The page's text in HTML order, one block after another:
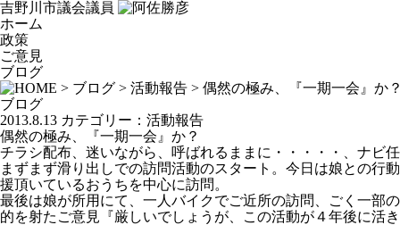
吉野川市議会議員
ホーム
政策
ご意見
ブログ
> ブログ > 活動報告 > 偶然の極み、『一期一会』か
ブログ
2013.8.13 カテゴリー： 活動報告
偶然の極み、『一期一会』か？
チラシ配布、迷いながら、呼ばれるままに・・・・・、ナビ
まずまず滑り出しでの訪問活動のスタート。今日は娘との行
援頂いているおうちを中心に訪問。
最後は娘が所用にて、一人バイクでご近所の訪問、ごく一部
的を射たご意見『厳しいでしょうが、この活動が４年後に活